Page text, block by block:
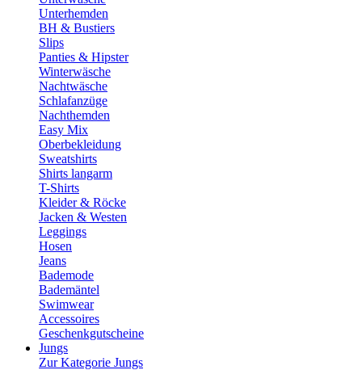
Unterhemden
BH & Bustiers
Slips
Panties & Hipster
Winterwäsche
Nachtwäsche
Schlafanzüge
Nachthemden
Easy Mix
Oberbekleidung
Sweatshirts
Shirts langarm
T-Shirts
Kleider & Röcke
Jacken & Westen
Leggings
Hosen
Jeans
Bademode
Bademäntel
Swimwear
Accessoires
Geschenkgutscheine
Jungs
Zur Kategorie Jungs